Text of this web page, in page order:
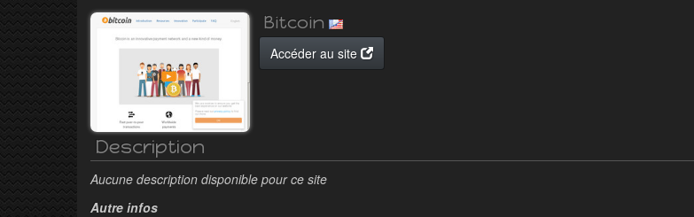
Bitcoin
Accéder au site
Description
Aucune description disponible pour ce site
Autre infos